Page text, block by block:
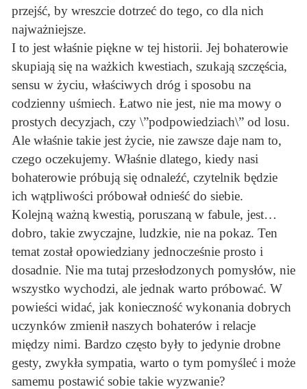
przejść, by wreszcie dotrzeć do tego, co dla nich
najważniejsze.
I to jest właśnie piękne w tej historii. Jej bohaterowie
skupiają się na ważkich kwestiach, szukają szczęścia,
sensu w życiu, właściwych dróg i sposobu na
codzienny uśmiech. Łatwo nie jest, nie ma mowy o
prostych decyzjach, czy \”podpowiedziach\” od losu.
Ale właśnie takie jest życie, nie zawsze daje nam to,
czego oczekujemy. Właśnie dlatego, kiedy nasi
bohaterowie próbują się odnaleźć, czytelnik będzie
ich wątpliwości próbował odnieść do siebie.
Kolejną ważną kwestią, poruszaną w fabule, jest…
dobro, takie zwyczajne, ludzkie, nie na pokaz. Ten
temat został opowiedziany jednocześnie prosto i
dosadnie. Nie ma tutaj przesłodzonych pomysłów, nie
wszystko wychodzi, ale jednak warto próbować. W
powieści widać, jak konieczność wykonania dobrych
uczynków zmienił naszych bohaterów i relacje
między nimi. Bardzo często były to jedynie drobne
gesty, zwykła sympatia, warto o tym pomyśleć i może
samemu postawić sobie takie wyzwanie?